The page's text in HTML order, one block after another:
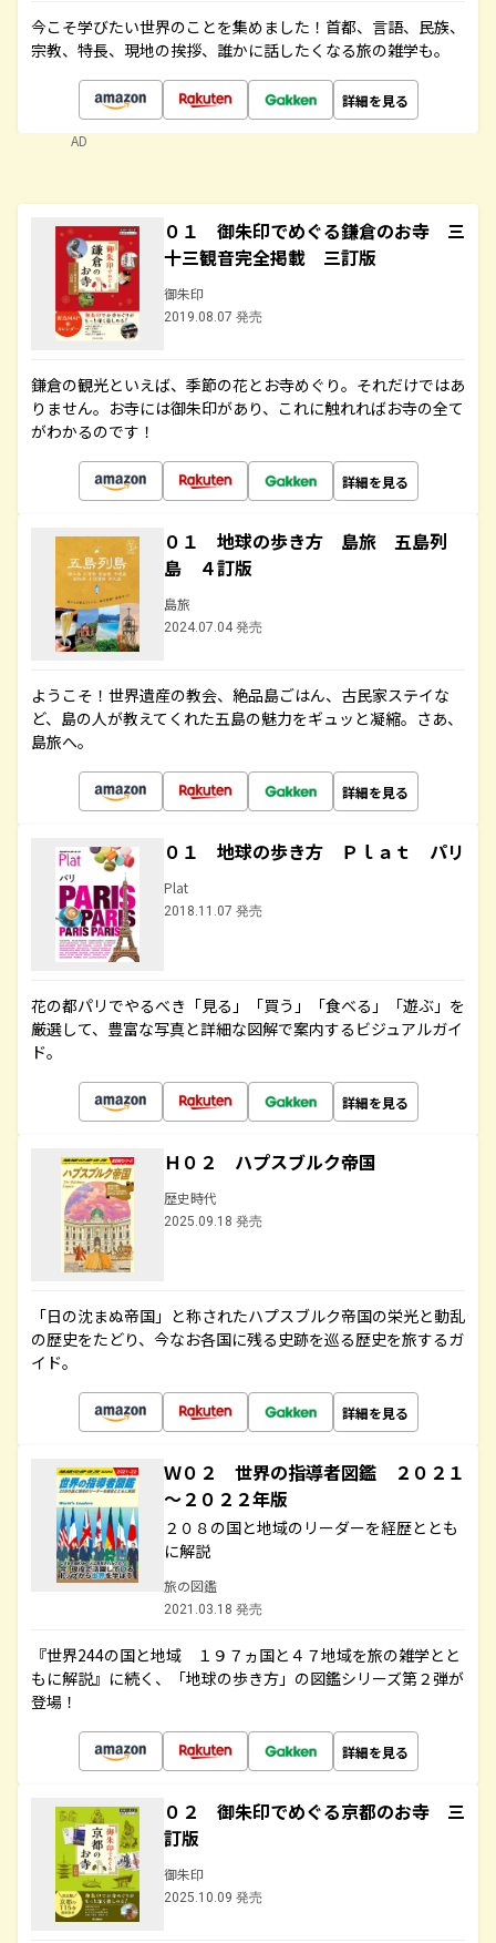
今こそ学びたい世界のことを集めました！首都、言語、民族、
宗教、特長、現地の挨拶、誰かに話したくなる旅の雑学も。
詳細を見る
AD
０１ 御朱印でめぐる鎌倉のお寺 三
十三観音完全掲載 三訂版
御朱印
2019.08.07 発売
鎌倉の観光といえば、季節の花とお寺めぐり。それだけではあ
りません。お寺には御朱印があり、これに触れればお寺の全て
がわかるのです！
詳細を見る
０１ 地球の歩き方 島旅 五島列
島 ４訂版
島旅
2024.07.04 発売
ようこそ！世界遺産の教会、絶品島ごはん、古民家ステイな
ど、島の人が教えてくれた五島の魅力をギュッと凝縮。さあ、
島旅へ。
詳細を見る
０１ 地球の歩き方 Ｐｌａｔ パリ
Plat
2018.11.07 発売
花の都パリでやるべき「見る」「買う」「食べる」「遊ぶ」を
厳選して、豊富な写真と詳細な図解で案内するビジュアルガイ
ド。
詳細を見る
Ｈ０２ ハプスブルク帝国
歴史時代
2025.09.18 発売
「日の沈まぬ帝国」と称されたハプスブルク帝国の栄光と動乱
の歴史をたどり、今なお各国に残る史跡を巡る歴史を旅するガ
イド。
詳細を見る
Ｗ０２ 世界の指導者図鑑 ２０２１
～２０２２年版
２０８の国と地域のリーダーを経歴ととも
に解説
旅の図鑑
2021.03.18 発売
『世界244の国と地域 １９７ヵ国と４７地域を旅の雑学とと
もに解説』に続く、「地球の歩き方」の図鑑シリーズ第２弾が
登場！
詳細を見る
０２ 御朱印でめぐる京都のお寺 三
訂版
御朱印
2025.10.09 発売